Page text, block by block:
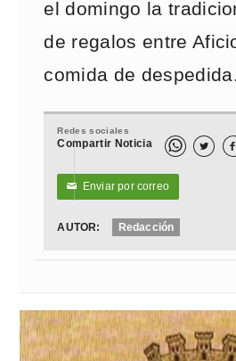
el domingo la
de regalos entre
comida de despedida.
Redes sociales
Compartir Noticia  
✉ Enviar por correo
AUTOR: Redacción